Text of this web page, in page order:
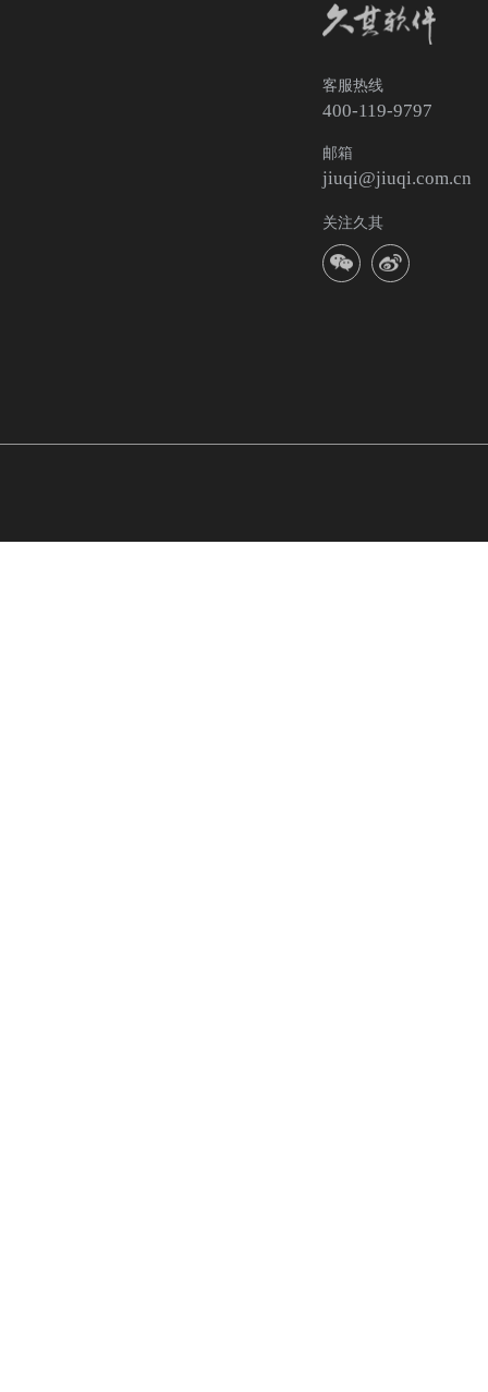
客服热线
400-119-9797
邮箱
jiuqi@jiuqi.com.cn
关注久其